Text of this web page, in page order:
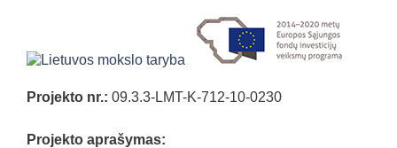
Projekto nr.: 09.3.3-LMT-K-712-10-0230
Projekto aprašymas: